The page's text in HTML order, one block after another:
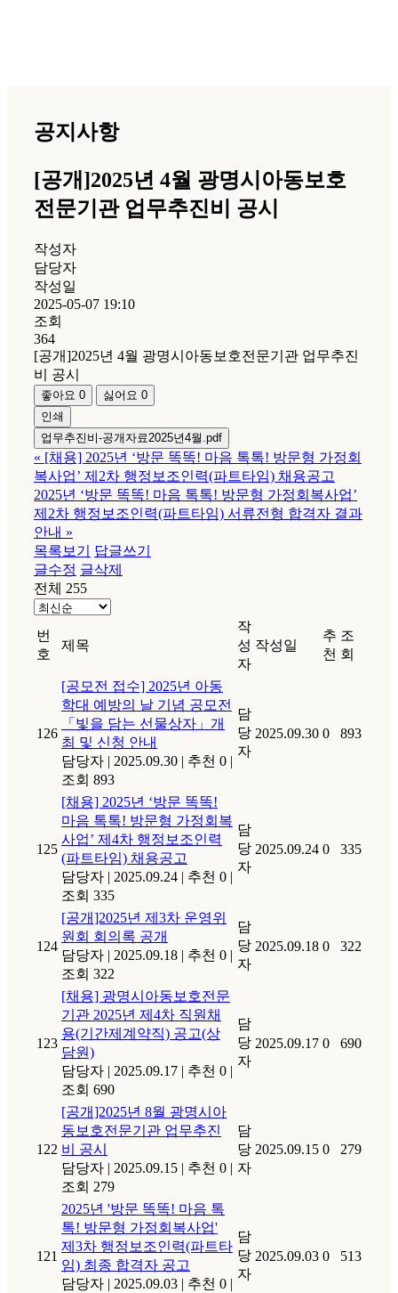
공지사항
[공개]2025년 4월 광명시아동보호
전문기관 업무추진비 공시
작성자
담당자
작성일
2025-05-07 19:10
조회
364
[공개]2025년 4월 광명시아동보호전문기관 업무추진
비 공시
좋아요 0 싫어요 0
인쇄
업무추진비-공개자료2025년4월.pdf
« [채용] 2025년 ‘방문 똑똑! 마음 톡톡! 방문형 가정회
복사업’ 제2차 행정보조인력(파트타임) 채용공고
2025년 ‘방문 똑똑! 마음 톡톡! 방문형 가정회복사업’
제2차 행정보조인력(파트타임) 서류전형 합격자 결과
안내 »
목록보기
답글쓰기
글수정 글삭제
전체 255
번
호
제목
작
성
자
작성일
추
천
조
회
126
[공모전 접수] 2025년 아동
학대 예방의 날 기념 공모전
「빛을 담는 선물상자」개
최 및 신청 안내
담당자 | 2025.09.30 | 추천 0 |
조회 893
담
당
자
2025.09.30 0 893
125
[채용] 2025년 ‘방문 똑똑!
마음 톡톡! 방문형 가정회복
사업’ 제4차 행정보조인력
(파트타임) 채용공고
담당자 | 2025.09.24 | 추천 0 |
조회 335
담
당
자
2025.09.24 0 335
124
[공개]2025년 제3차 운영위
원회 회의록 공개
담당자 | 2025.09.18 | 추천 0 |
조회 322
담
당
자
2025.09.18 0 322
123
[채용] 광명시아동보호전문
기관 2025년 제4차 직원채
용(기간제계약직) 공고(상
담원)
담당자 | 2025.09.17 | 추천 0 |
조회 690
담
당
자
2025.09.17 0 690
122
[공개]2025년 8월 광명시아
동보호전문기관 업무추진
비 공시
담당자 | 2025.09.15 | 추천 0 |
조회 279
담
당
자
2025.09.15 0 279
121
2025년 '방문 똑똑! 마음 톡
톡! 방문형 가정회복사업'
제3차 행정보조인력(파트타
임) 최종 합격자 공고
담당자 | 2025.09.03 | 추천 0 |
담
당
자
2025.09.03 0 513